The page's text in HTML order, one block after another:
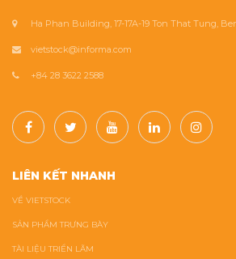
Ha Phan Building, 17-17A-19 Ton That Tung,
vietstock@informa.com
+84 28 3622 2588
LIÊN KẾT NHANH
VỀ VIETSTOCK
SẢN PHẨM TRƯNG BÀY
TÀI LIỆU TRIỂN LÃM